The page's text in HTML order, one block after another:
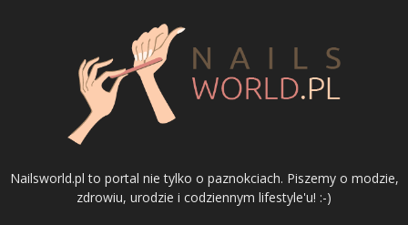
Nailsworld.pl to portal nie tylko o paznokciach. Piszemy o modzie,
zdrowiu, urodzie i codziennym lifestyle'u! :-)